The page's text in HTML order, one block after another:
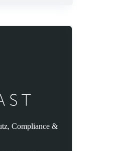
Compliance &